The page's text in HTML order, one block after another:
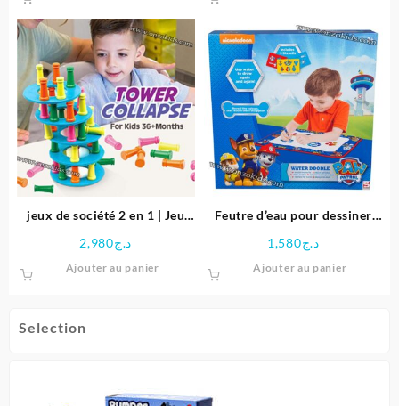
Selection
Les
options
être
choisies
sur
la
page
jeux de société 2 en 1 | Jeu
د.ج2,980
Ajouter au panier
Feutre d’eau pour dessiner
د.ج1,580
Ajouter au panier